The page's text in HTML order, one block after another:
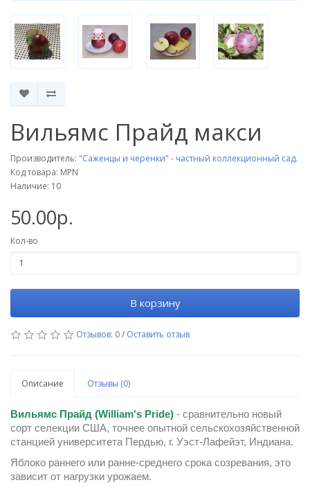
Вильямс Прайд макси
Производитель: "Саженцы и черенки" - частный коллекционный сад.
Код товара: MPN
Наличие: 10
50.00р.
Кол-во
В корзину
Отзывов: 0/ Оставить отзыв
Описание Отзывы (0)
Вильямс Прайд (William's Pride) - сравнительно новый
сорт селекции США, точнее опытной сельскохозяйственной
станцией университета Пердью, г. Уэст-Лафейэт, Индиана.
Яблоко раннего или ранне-среднего срока созревания, это
зависит от нагрузки урожаем.